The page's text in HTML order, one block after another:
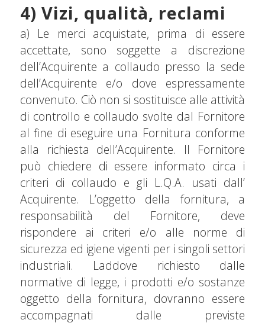
4) Vizi, qualità, reclami
a) Le merci acquistate, prima di essere
accettate, sono soggette a discrezione
dell’Acquirente a collaudo presso la sede
dell’Acquirente e/o dove espressamente
convenuto. Ciò non si sostituisce alle attività
di controllo e collaudo svolte dal Fornitore
al fine di eseguire una Fornitura conforme
alla richiesta dell’Acquirente. Il Fornitore
può chiedere di essere informato circa i
criteri di collaudo e gli L.Q.A. usati dall’
Acquirente. L’oggetto della fornitura, a
responsabilità del Fornitore, deve
rispondere ai criteri e/o alle norme di
sicurezza ed igiene vigenti per i singoli settori
industriali. Laddove richiesto dalle
normative di legge, i prodotti e/o sostanze
oggetto della fornitura, dovranno essere
accompagnati dalle previste